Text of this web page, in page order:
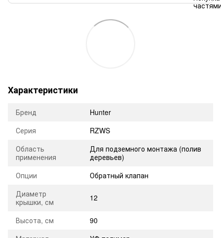
Характеристики
Бренд
Hunter
Серия
RZWS
Область
применения
Для подземного монтажа (полив
деревьев)
Опции
Обратный клапан
Диаметр
крышки, см
12
Высота, см
90